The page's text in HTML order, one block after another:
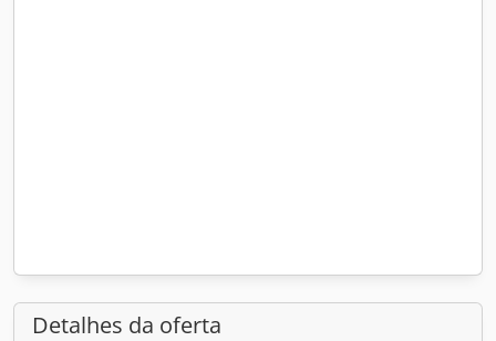
Detalhes da oferta